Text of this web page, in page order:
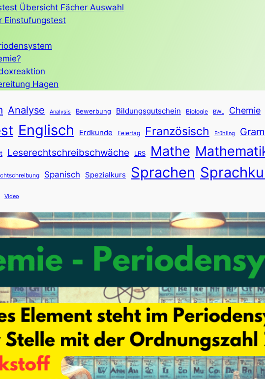
Übersicht Fächer Auswahl
Einstufungstest
Hagen
Analyse Analysis Bewerbung Bildungsgutschein Biologie BWL Chemie
Englisch Erdkunde Feiertag Französisch Frühling
Leserechtschreibschwäche LRS Mathe
Spanisch Spezialkurs Sprachen
Video